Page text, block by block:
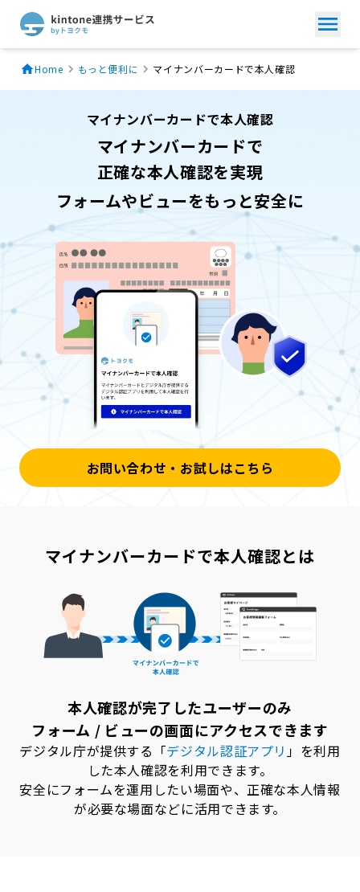
Home もっと便利に マイナンバーカードで本人確認
マイナンバーカードで本人確認
マイナンバーカードで
正確な本人確認を実現
フォームやビューをもっと安全に
お問い合わせ・お試しはこちら
マイナンバーカードで本人確認とは
本人確認が完了したユーザーのみ
フォーム / ビューの画面にアクセスできます
デジタル庁が提供する「デジタル認証アプリ 」を利用
した本人確認を利用できます。
安全にフォームを運用したい場面や、正確な本人情報
が必要な場面などに活用できます。